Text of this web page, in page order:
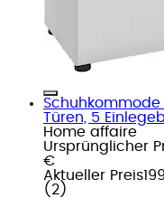
Schuhkommode
Türen, 5
Home affaire
Ursprünglicher
€
Aktueller Preis
( 2 )